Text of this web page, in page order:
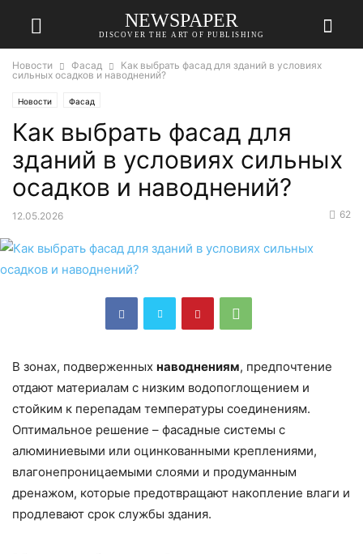
NEWSPAPER
DISCOVER THE ART OF PUBLISHING
Новости Фасад
Как выбрать фасад для зданий в условиях
сильных осадков и наводнений?
Новости Фасад
Как выбрать фасад для
зданий в условиях сильных
осадков и наводнений?
12.05.2026 62
В зонах, подверженных наводнениям, предпочтение
отдают материалам с низким водопоглощением и
стойким к перепадам температуры соединениям.
Оптимальное решение – фасадные системы с
алюминиевыми или оцинкованными креплениями,
влагонепроницаемыми слоями и продуманным
дренажом, которые предотвращают накопление влаги и
продлевают срок службы здания.